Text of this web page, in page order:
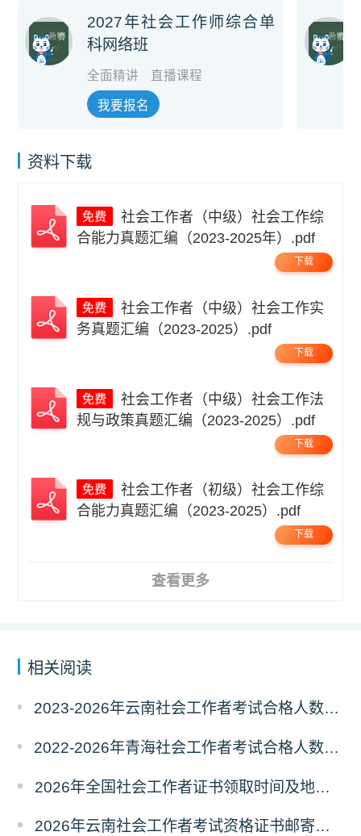
2027年社会工作师综合单
科网络班
全面精讲 直播课程
我要报名
资料下载
社会工作者（中级）社会工作综
合能力真题汇编（2023-2025年）.pdf
下载
社会工作者（中级）社会工作实
务真题汇编（2023-2025）.pdf
下载
社会工作者（中级）社会工作法
规与政策真题汇编（2023-2025）.pdf
下载
社会工作者（初级）社会工作综
合能力真题汇编（2023-2025）.pdf
下载
查看更多
相关阅读
2023-2026年云南社会工作者考试合格人数统计及分析
2022-2026年青海社会工作者考试合格人数统计及分析
2026年全国社会工作者证书领取时间及地点汇总
2026年云南社会工作者考试资格证书邮寄领取的通知